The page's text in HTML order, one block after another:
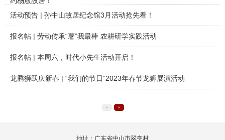
活动预告 | 孙中山故居纪念馆3月活动抢先看！
报名帖 | 劳动传承“薯”我最棒 农耕研学实践活动
报名帖 | 本周六，时代小先生活动开启！
龙腾狮跃庆新春 | “我们的节日”2023年春节龙狮展演活动
< >
地址：广东省中山市翠亨村